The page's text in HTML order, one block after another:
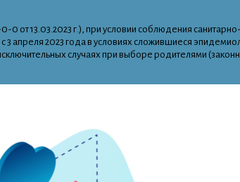
от 13.03.2023 г.), при условии соблюдения
3 апреля 2023 года в условиях сложившиеся
случаях при выборе родителями